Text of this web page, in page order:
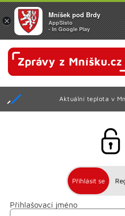
Aktuální teplota v
Přihlásit se
Přihlašovací jméno
Jméno
×
Mníšek pod Brdy
AppSisto
- In Google Play